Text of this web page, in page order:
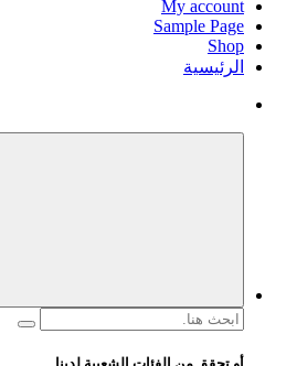
My account
Sample Page
Shop
الرئيسية
البحث